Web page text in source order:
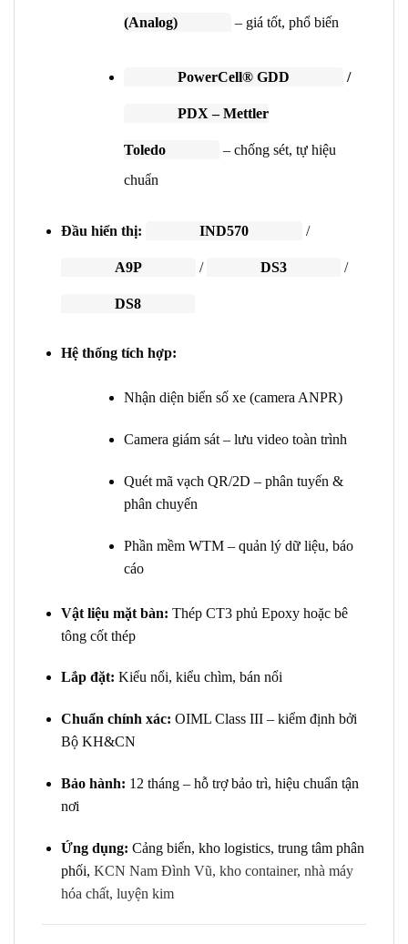
(Analog) – giá tốt, phổ biến
PowerCell® GDD /
PDX – Mettler
Toledo
– chống sét, tự hiệu
chuẩn
Đầu hiển thị: IND570 /
A9P / DS3 /
DS8
Hệ thống tích hợp:
Nhận diện biển số xe (camera ANPR)
Camera giám sát – lưu video toàn trình
Quét mã vạch QR/2D – phân tuyến &
phân chuyến
Phần mềm WTM – quản lý dữ liệu, báo
cáo
Vật liệu mặt bàn: Thép CT3 phủ Epoxy hoặc bê
tông cốt thép
Lắp đặt: Kiểu nổi, kiểu chìm, bán nổi
Chuẩn chính xác: OIML Class III – kiểm định bởi
Bộ KH&CN
Bảo hành: 12 tháng – hỗ trợ bảo trì, hiệu chuẩn tận
nơi
Ứng dụng: Cảng biển, kho logistics, trung tâm phân
phối, KCN Nam Đình Vũ, kho container, nhà máy
hóa chất, luyện kim